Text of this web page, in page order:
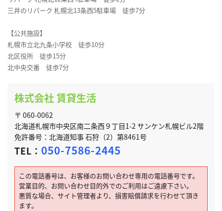
三井のリパーク 札幌北13条西5駐車場 徒歩7分
【公共施設】
札幌市立北九条小学校 徒歩10分
北区役所 徒歩15分
北中央交番 徒歩7分
株式会社 賃貸生活
〒 060-0062
北海道札幌市中央区南二条西９丁目1-2 サンケン札幌ビル2階
免許番号：北海道知事 石狩（2）第8461号
TEL： 050-7586-2445
この電話番号は、お客様のお問い合わせ専用の電話番号です。
営業目的、お問い合わせ目的外でのご利用はご遠慮下さい。
悪質な場合、サイト管理者より、損害賠償請求を行わせて頂き
ます。